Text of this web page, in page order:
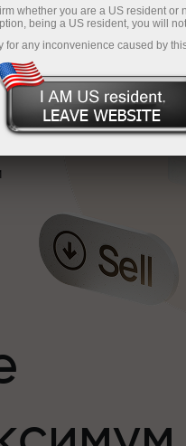
whether you are a US resident or
being a US resident, you will
for any inconvenience caused by